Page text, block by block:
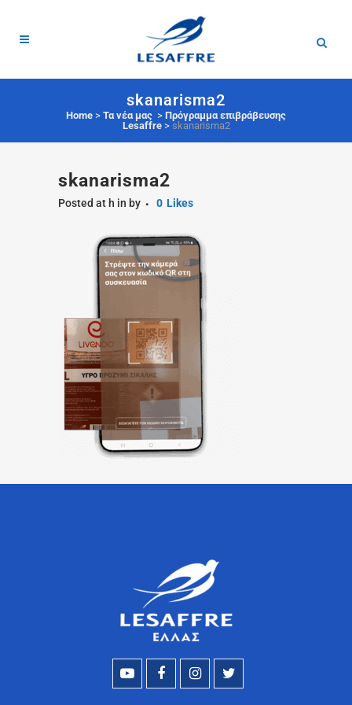
skanarisma2
Home > Τα νέα μας > Πρόγραμμα επιβράβευσης
Lesaffre> skanarisma2
skanarisma2
Posted at h in by 0 Likes